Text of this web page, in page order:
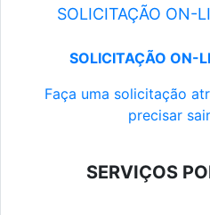
SOLICITAÇÃO ON-
SOLICITAÇÃO ON-
Faça uma solicitação
precisar
SERVIÇOS